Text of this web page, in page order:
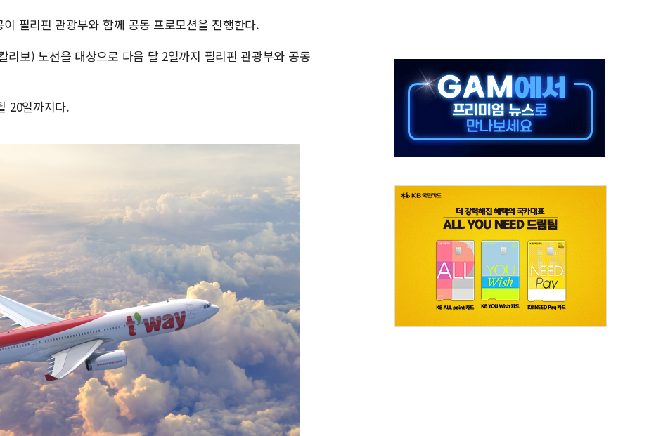
홈플러스發 대형마트 판매, 역대 최대폭 감소한 9.4%↓…유통업계 양극화 심화
윤준병·이해민 의원, '정부 특사'로 콜롬비아 대통령 취임식 참석
'호우·산사태 주의보' 울진 시간당 30mm 강한 비...호우 피해 없어
필리핀 관광부와 함께 공동 프로모션을 진행한다.
리보)​ 노선을 대상으로 다음 달 2일까지 필리핀 관광부와 공동
20일까지다.